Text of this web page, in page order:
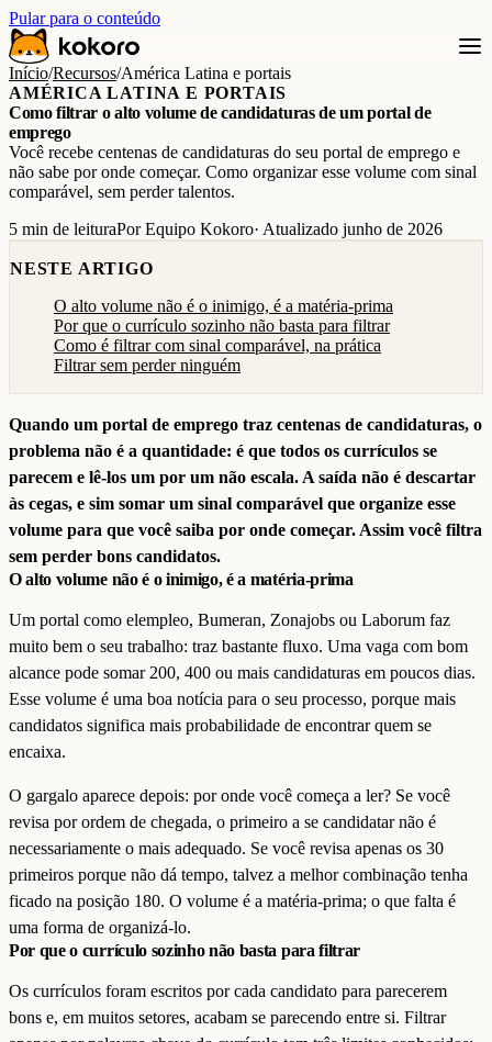
Pular para o conteúdo
Início/Recursos/América Latina e portais
AMÉRICA LATINA E PORTAIS
Como filtrar o alto volume de candidaturas de um portal de
emprego
Você recebe centenas de candidaturas do seu portal de emprego e
não sabe por onde começar. Como organizar esse volume com sinal
comparável, sem perder talentos.
5 min de leituraPor Equipo Kokoro· Atualizado junho de 2026
NESTE ARTIGO
O alto volume não é o inimigo, é a matéria-prima
Por que o currículo sozinho não basta para filtrar
Como é filtrar com sinal comparável, na prática
Filtrar sem perder ninguém
Quando um portal de emprego traz centenas de candidaturas, o
problema não é a quantidade: é que todos os currículos se
parecem e lê-los um por um não escala. A saída não é descartar
às cegas, e sim somar um sinal comparável que organize esse
volume para que você saiba por onde começar. Assim você filtra
sem perder bons candidatos.
O alto volume não é o inimigo, é a matéria-prima
Um portal como elempleo, Bumeran, Zonajobs ou Laborum faz
muito bem o seu trabalho: traz bastante fluxo. Uma vaga com bom
alcance pode somar 200, 400 ou mais candidaturas em poucos dias.
Esse volume é uma boa notícia para o seu processo, porque mais
candidatos significa mais probabilidade de encontrar quem se
encaixa.
O gargalo aparece depois: por onde você começa a ler? Se você
revisa por ordem de chegada, o primeiro a se candidatar não é
necessariamente o mais adequado. Se você revisa apenas os 30
primeiros porque não dá tempo, talvez a melhor combinação tenha
ficado na posição 180. O volume é a matéria-prima; o que falta é
uma forma de organizá-lo.
Por que o currículo sozinho não basta para filtrar
Os currículos foram escritos por cada candidato para parecerem
bons e, em muitos setores, acabam se parecendo entre si. Filtrar